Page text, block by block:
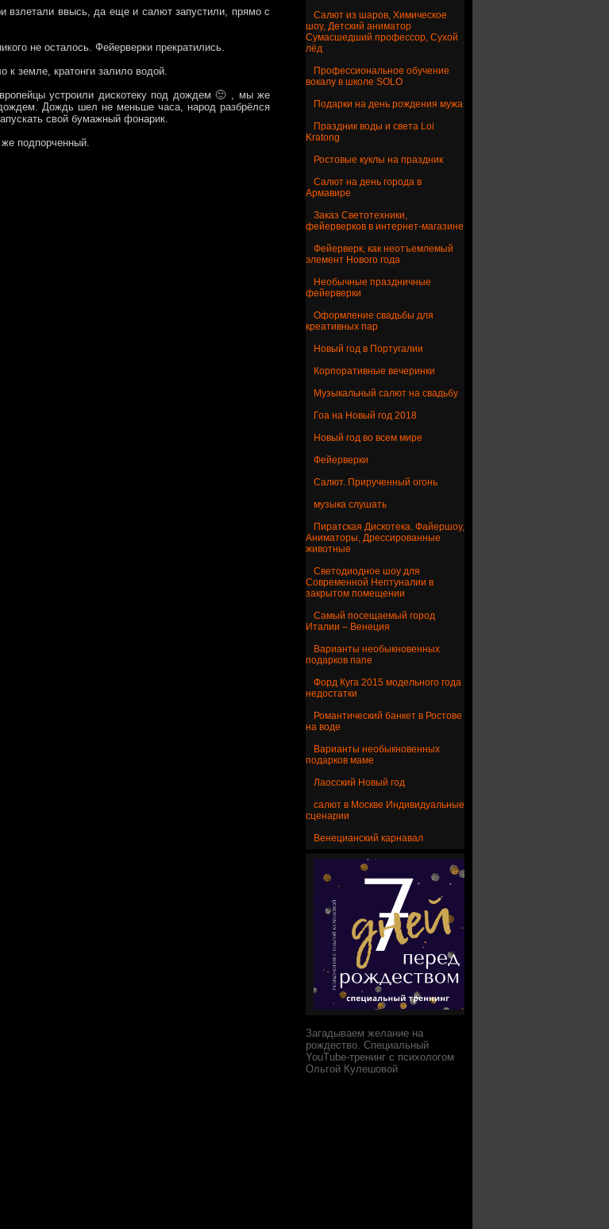
взлетали ввысь, да еще и салют запустили, прямо с
не осталось. Фейерверки прекратились.
к земле, кратонги залило водой.
устроили дискотеку под дождем 🙂 , мы же
Дождь шел не меньше часа, народ разбрёлся
свой бумажный фонарик.
подпорченный.
Салют из шаров, Химическое
шоу, Детский аниматор
Сумасшедший профессор, Сухой
лёд
Профессиональное обучение
вокалу в школе SOLO
Подарки на день рождения мужа
Праздник воды и света Loi
Kratong
Ростовые куклы на праздник
Салют на день города в
Армавире
Заказ Светотехники,
фейерверков в интернет-магазине
Фейерверк, как неотъемлемый
элемент Нового года
Необычные праздничные
фейерверки
Оформление свадьбы для
креативных пар
Новый год в Португалии
Корпоративные вечеринки
Музыкальный салют на свадьбу
Гоа на Новый год 2018
Новый год во всем мире
Фейерверки
Салют. Прирученный огонь
музыка слушать
Пиратская Дискотека. Файершоу,
Аниматоры, Дрессированные
животные
Светодиодное шоу для
Современной Нептуналии в
закрытом помещении
Самый посещаемый город
Италии – Венеция
Варианты необыкновенных
подарков папе
Форд Куга 2015 модельного года
недостатки
Романтический банкет в Ростове
на воде
Варианты необыкновенных
подарков маме
Лаосский Новый год
салют в Москве Индивидуальные
сценарии
Венецианский карнавал
Загадываем желание на
рождество. Специальный
YouTube-тренинг с психологом
Ольгой Кулешовой